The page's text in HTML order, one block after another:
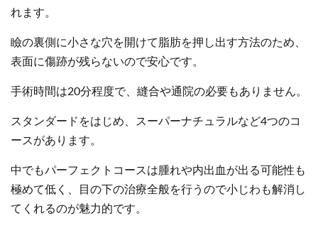
れます。
瞼の裏側に小さな穴を開けて脂肪を押し出す方法のため、
表面に傷跡が残らないので安心です。
手術時間は20分程度で、縫合や通院の必要もありません。
スタンダードをはじめ、スーパーナチュラルなど4つのコ
ースがあります。
中でもパーフェクトコースは腫れや内出血が出る可能性も
極めて低く、目の下の治療全般を行うので小じわも解消し
てくれるのが魅力的です。